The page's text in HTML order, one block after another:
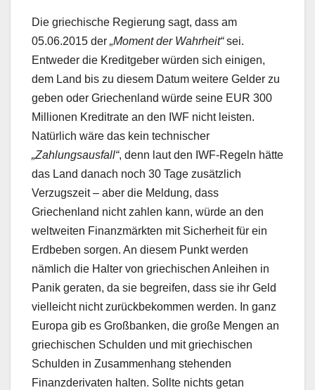
Die griechische Regierung sagt, dass am
05.06.2015 der „Moment der Wahrheit“sei.
Entweder die Kreditgeber würden sich einigen,
dem Land bis zu diesem Datum weitere Gelder zu
geben oder Griechenland würde seine EUR 300
Millionen Kreditrate an den IWF nicht leisten.
Natürlich wäre das kein technischer
„Zahlungsausfall“, denn laut den IWF-Regeln hätte
das Land danach noch 30 Tage zusätzlich
Verzugszeit – aber die Meldung, dass
Griechenland nicht zahlen kann, würde an den
weltweiten Finanzmärkten mit Sicherheit für ein
Erdbeben sorgen. An diesem Punkt werden
nämlich die Halter von griechischen Anleihen in
Panik geraten, da sie begreifen, dass sie ihr Geld
vielleicht nicht zurückbekommen werden. In ganz
Europa gib es Großbanken, die große Mengen an
griechischen Schulden und mit griechischen
Schulden in Zusammenhang stehenden
Finanzderivaten halten. Sollte nichts getan